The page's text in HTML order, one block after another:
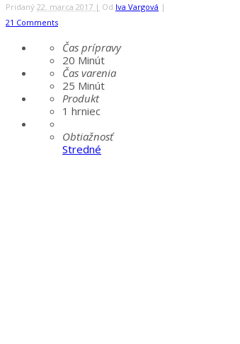
Pridaný 22. marca 2017 | Od Iva Vargová |
21 Comments
Čas prípravy
20 Minút
Čas varenia
25 Minút
Produkt
1 hrniec
Obtiažnosť
Stredné